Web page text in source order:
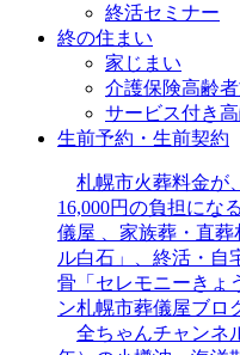
終活セミナー
終の住まい
家じまい
介護保険高齢
サービス付き
生前予約・生前契約
札幌市火葬料金が
16,000円の負担にな
儀屋 、家族葬・直
ル白石」、終活・自
骨「セレモニーきょ
ン札幌市葬儀屋ブロ
全ちゃんチャンネ